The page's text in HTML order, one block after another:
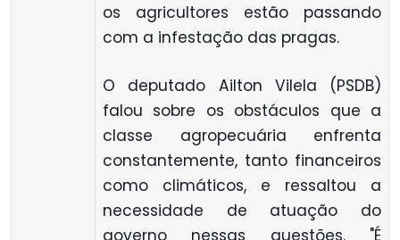
os agricultores estão passando
com a infestação das pragas.
O deputado Ailton Vilela (PSDB)
falou sobre os obstáculos que a
classe agropecuária enfrenta
constantemente, tanto financeiros
como climáticos, e ressaltou a
necessidade de atuação do